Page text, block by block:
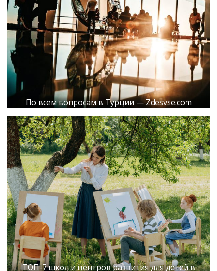
По всем вопросам в Турции — Zdesvse.com
ТОП-7 школ и центров развития для детей в